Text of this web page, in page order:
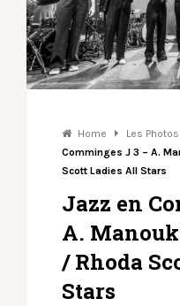
Home Les
Comminges J 3 – A.
Scott Ladies All Stars
Jazz en
A.
/ Rhoda
Stars